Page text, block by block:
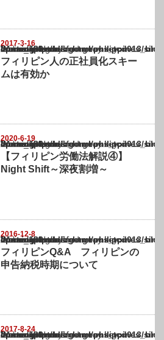
2017-3-16
Warning
: Undefined array key "show_category" in
/home/netst/kuno-cpa.co.jp/public_html/philippines_blog/wp-content/themes/
on line183
フィリピン人の正社員化スキー
ムは有効か
2020-6-19
Warning
: Undefined array key "show_category" in
/home/netst/kuno-cpa.co.jp/public_html/philippines_blog/wp-content/themes/
on line183
【フィリピン労働法解説④】
Night Shift～深夜割増～
2016-12-8
Warning
: Undefined array key "show_category" in
/home/netst/kuno-cpa.co.jp/public_html/philippines_blog/wp-content/themes/
on line183
フィリピンQ&A フィリピンの
申告納税時期について
2017-8-24
Warning
: Undefined array key "show_category" in
/home/netst/kuno-cpa.co.jp/public_html/philippines_blog/wp-content/themes/
on line183